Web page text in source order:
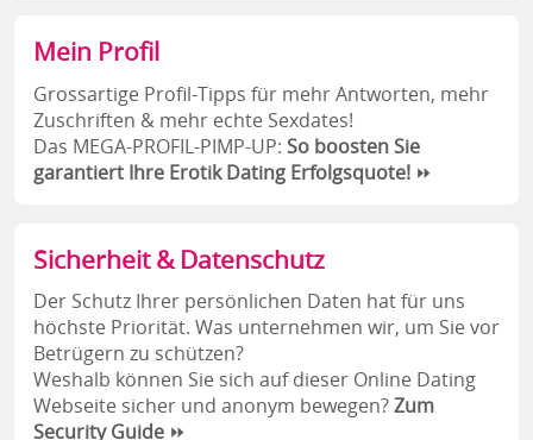
Mein Profil
Grossartige Profil-Tipps für mehr Antworten, mehr
Zuschriften & mehr echte Sexdates!
Das MEGA-PROFIL-PIMP-UP: So boosten Sie
garantiert Ihre Erotik Dating Erfolgsquote! ⏩
Sicherheit & Datenschutz
Der Schutz Ihrer persönlichen Daten hat für uns
höchste Priorität. Was unternehmen wir, um Sie vor
Betrügern zu schützen?
Weshalb können Sie sich auf dieser Online Dating
Webseite sicher und anonym bewegen?Zum
Security Guide ⏩